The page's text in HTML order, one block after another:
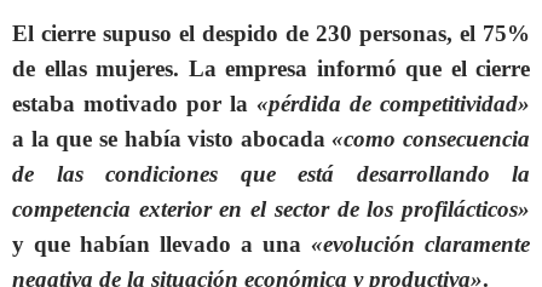
El cierre supuso el despido de 230 personas, el 75%
de ellas mujeres. La empresa informó que el cierre
estaba motivado por la «pérdida de competitividad»
a la que se había visto abocada«como consecuencia
de las condiciones que está desarrollando la
competencia exterior en el sector de los profilácticos»
y que habían llevado a una «evolución claramente
negativa de la situación económica y productiva».